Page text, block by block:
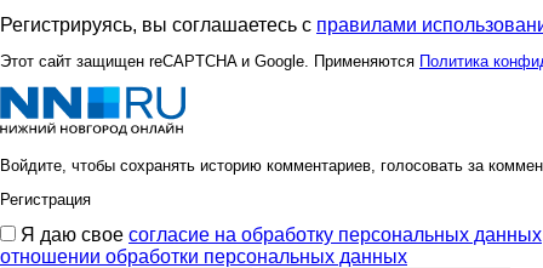
Регистрируясь, вы соглашаетесь с правилами
Этот сайт защищен reCAPTCHA и Google. Применяются Политика
Войдите, чтобы сохранять историю комментариев, голосовать за
Регистрация
Я даю свое согласие на обработку персональных данных
отношении обработки персональных данных